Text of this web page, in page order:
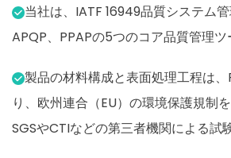
当社は、IATF 16949品質システム
APQP、PPAPの5つのコア品質管理ツ
製品の材料構成と表面処理工程は
り、欧州連合（EU）の環境保護規制
SGSやCTIなどの第三者機関による試